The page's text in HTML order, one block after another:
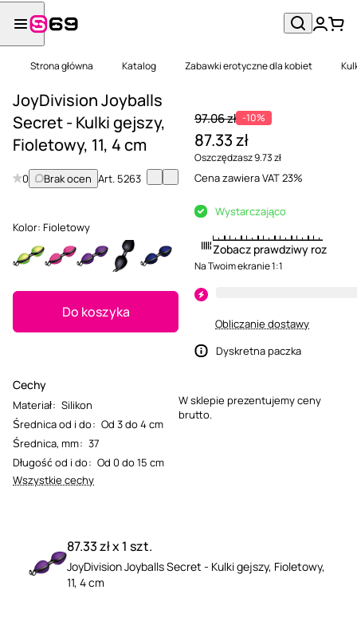
Strona główna Katalog Zabawki erotyczne dla kobiet
JoyDivision Joyballs
Secret - Kulki gejszy,
Fioletowy, 11, 4 cm
0 Brak ocen Art. 5263
Kolor: Fioletowy
Do koszyka
Cechy
Materiał: Silikon
Średnica od i do: Od 3 do 4 cm
Średnica, mm: 37
Długość od i do: Od 0 do 15 cm
Wszystkie cechy
97.06 zł -10%
87.33 zł
Oszczędzasz 9.73 zł
Cena zawiera VAT 23%
Wystarczająco
Zobacz prawdziwy rozmiar
Na Twoim ekranie 1:1
Obliczanie dostawy
Dyskretna paczka
W sklepie prezentujemy ceny
brutto.
87.33 zł x 1 szt.
JoyDivision Joyballs Secret - Kulki gejszy, Fioletowy,
11, 4 cm